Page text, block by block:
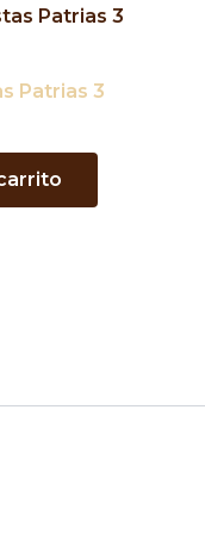
Patrias 3